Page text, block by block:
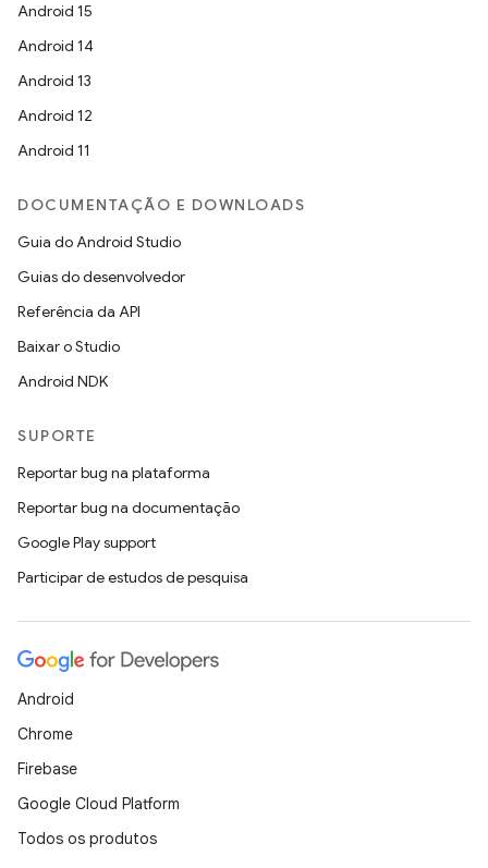
Android 15
Android 14
Android 13
Android 12
Android 11
DOCUMENTAÇÃO E DOWNLOADS
Guia do Android Studio
Guias do desenvolvedor
Referência da API
Baixar o Studio
Android NDK
SUPORTE
Reportar bug na plataforma
Reportar bug na documentação
Google Play support
Participar de estudos de pesquisa
Android
Chrome
Firebase
Google Cloud Platform
Todos os produtos